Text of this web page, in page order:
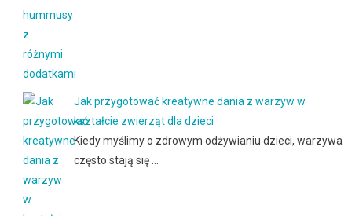
Jak przygotować kreatywne dania z warzyw w
kształcie zwierząt dla dzieci
Kiedy myślimy o zdrowym odżywianiu dzieci, warzywa
często stają się …